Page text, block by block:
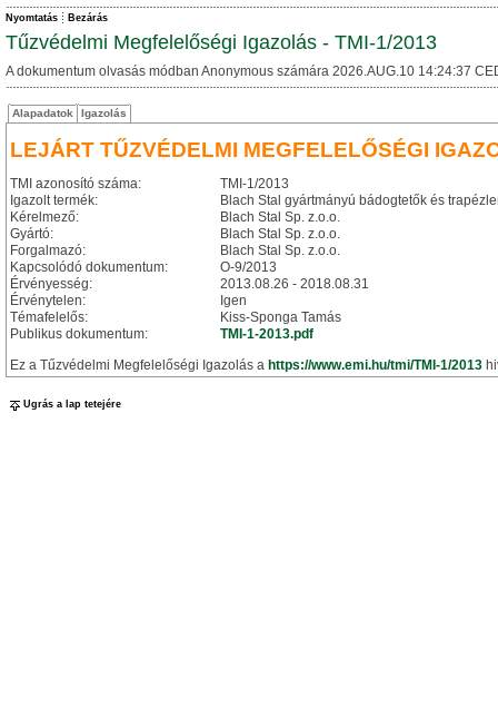
Nyomtatás Bezárás
Tűzvédelmi Megfelelőségi Igazolás - TMI-1/2013
A dokumentum olvasás módban Anonymous számára 2026.AUG.10 14:24:37
Alapadatok Igazolás
LEJÁRT TŰZVÉDELMI MEGFELELŐSÉGI
TMI azonosító száma:
TMI-1/2013
Igazolt termék:
Blach Stal gyártmányú bádogtetők és
Kérelmező:
Blach Stal Sp. z.o.o.
Gyártó:
Blach Stal Sp. z.o.o.
Forgalmazó:
Blach Stal Sp. z.o.o.
Kapcsolódó dokumentum:
O-9/2013
Érvényesség:
2013.08.26 - 2018.08.31
Érvénytelen:
Igen
Témafelelős:
Kiss-Sponga Tamás
Publikus dokumentum:
TMI-1-2013.pdf
Ez a Tűzvédelmi Megfelelőségi Igazolás a https://www.emi.hu/tmi/TMI-1/2013
Ugrás a lap tetejére